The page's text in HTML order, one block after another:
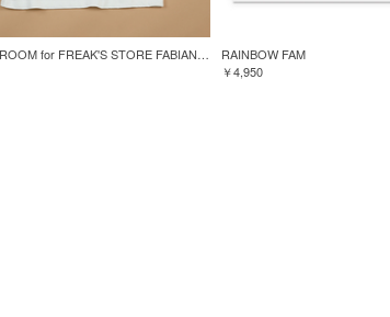
GREENROOM for FREAK'S STORE FABIAN LAVATER S/S TEE
RAINBOW FAM
￥4,950